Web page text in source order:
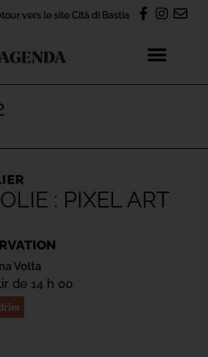
vers le site Cità di Bastia
: PIXEL ART
Volta
de 14 h 00